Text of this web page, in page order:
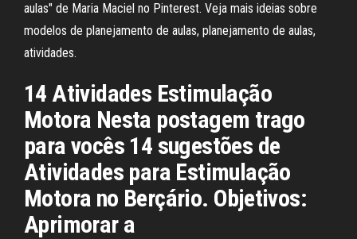
aulas" de Maria Maciel no Pinterest. Veja mais ideias sobre
modelos de planejamento de aulas, planejamento de aulas,
atividades.
14 Atividades Estimulação
Motora Nesta postagem trago
para vocês 14 sugestões de
Atividades para Estimulação
Motora no Berçário. Objetivos:
Aprimorar a